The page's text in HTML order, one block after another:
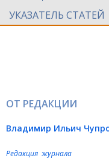
УКАЗАТЕЛЬ СТАТЕЙ
ОТ РЕДАКЦИИ
Владимир Ильич
Редакция журнала